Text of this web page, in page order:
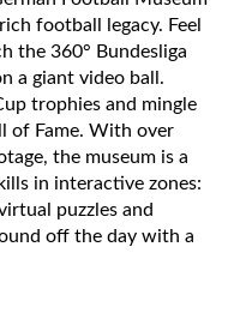
football legacy. Feel
the 360° Bundesliga
a giant video ball.
trophies and mingle
of Fame. With over
the museum is a
in interactive zones:
puzzles and
off the day with a